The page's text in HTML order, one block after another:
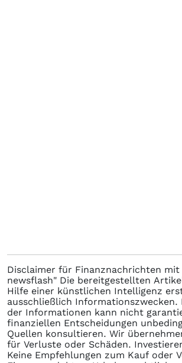
Disclaimer für Finanznachrichten
newsflash" Die bereitgestellten
Hilfe einer künstlichen Intelligenz
ausschließlich Informationszwecken.
der Informationen kann nicht
finanziellen Entscheidungen
Quellen konsultieren. Wir
für Verluste oder Schäden.
Keine Empfehlungen zum Kauf oder